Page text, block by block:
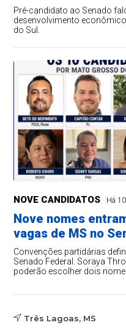
Pré-candidato ao Senado
desenvolvimento
do Sul.
NOVE CANDIDATOS Há
Nove nomes
vagas de MS no
Convenções partidárias
Senado Federal. Soraya
poderão escolher dois
Três Lagoas, MS